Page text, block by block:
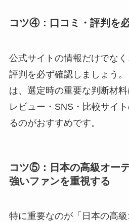
コツ④：口コミ・評判を
公式サイトの情報だけでなく
評判を必ず確認しましょう
は、選定時の重要な判断材
レビュー・SNS・比較サイ
るのがおすすめです。
コツ⑤：日本の高級オー
強いファンを重視する
特に重要なのが「日本の高